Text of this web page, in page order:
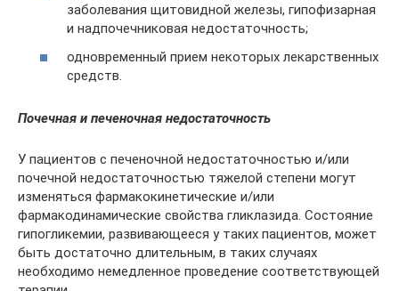
заболевания щитовидной железы, гипофизарная
и надпочечниковая недостаточность;
одновременный прием некоторых лекарственных
средств.
Почечная и печеночная недостаточность
У пациентов с печеночной недостаточностью и/или
почечной недостаточностью тяжелой степени могут
изменяться фармакокинетические и/или
фармакодинамические свойства гликлазида. Состояние
гипогликемии, развивающееся у таких пациентов, может
быть достаточно длительным, в таких случаях
необходимо немедленное проведение соответствующей